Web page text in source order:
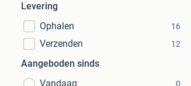
Levering
Ophalen
16
Verzenden 12
Aangeboden sinds
Vandaag
0